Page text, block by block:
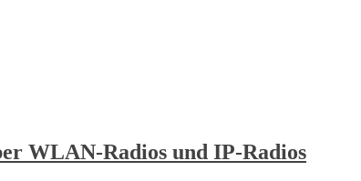
WLAN-Radios und IP-Radios